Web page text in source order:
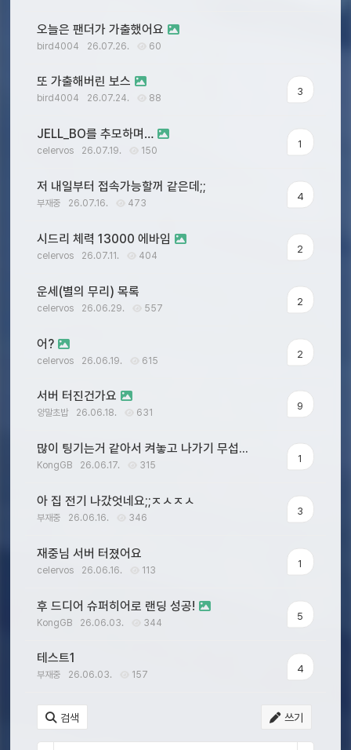
오늘은 팬더가 가출했어요
bird4004 26.07.26. 60
또 가출해버린 보스
bird4004 26.07.24. 88
3
JELL_BO를 추모하며…
celervos 26.07.19. 150
1
저 내일부터 접속가능할꺼 같은데;;
부재중 26.07.16. 473
4
시드리 체력 13000 에바임
celervos 26.07.11. 404
2
운세(별의 무리) 목록
celervos 26.06.29. 557
2
어?
celervos 26.06.19. 615
2
서버 터진건가요
양말초밥 26.06.18. 631
9
많이 팅기는거 같아서 켜놓고 나가기 무섭...
KongGB 26.06.17. 315
1
아 집 전기 나갔엇네요;;ㅈㅅㅈㅅ
부재중 26.06.16. 346
3
재중님 서버 터졌어요
celervos 26.06.16. 113
1
후 드디어 슈퍼히어로 랜딩 성공!
KongGB 26.06.03. 344
5
테스트1
부재중 26.06.03. 157
4
검색 쓰기